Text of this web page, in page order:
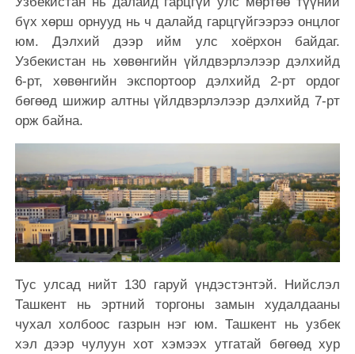
бүх хөрш орнууд нь ч далайд гарцгүйгээрээ онцлог
юм. Дэлхий дээр ийм улс хоёрхон байдаг.
Узбекистан нь хөвөнгийн үйлдвэрлэлээр дэлхийд
6-рт, хөвөнгийн экспортоор дэлхийд 2-рт ордог
бөгөөд шижир алтны үйлдвэрлэлээр дэлхийд 7-рт
орж байна.
Тус улсад нийт 130 гаруй үндэстэнтэй. Нийслэл
Ташкент нь эртний торгоны замын худалдааны
чухал холбоос газрын нэг юм. Ташкент нь узбек
хэл дээр чулуун хот хэмээх утгатай бөгөөд хур